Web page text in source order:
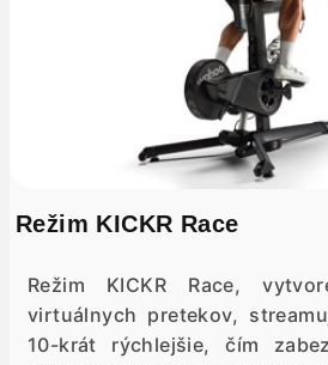
Režim KICKR Race
Režim KICKR Race,
virtuálnych pretekov,
10-krát rýchlejšie, čím